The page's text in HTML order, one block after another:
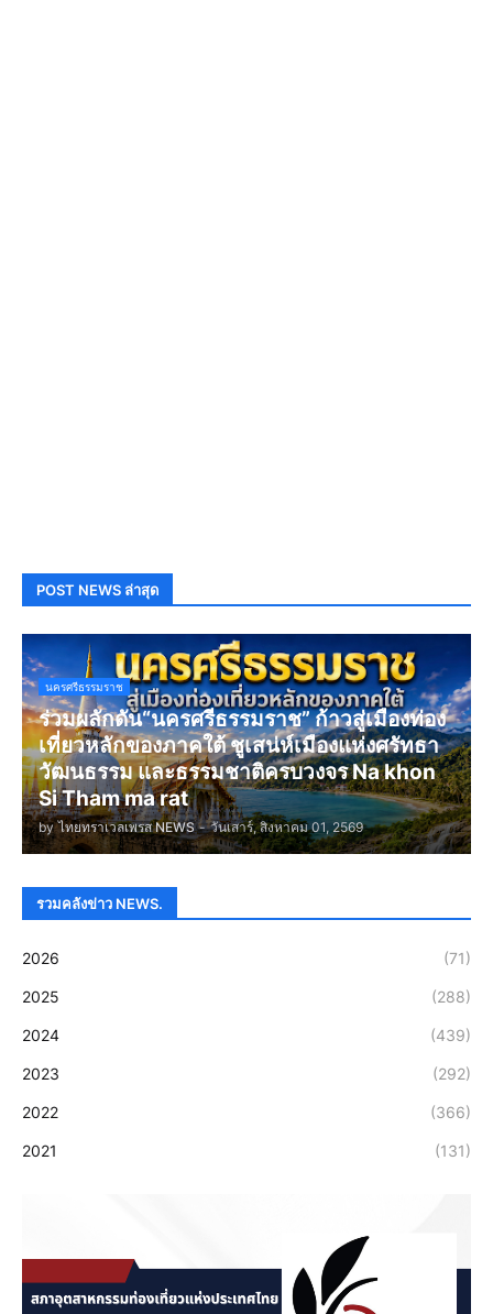
POST NEWS ล่าสุด
นครศรีธรรมราช
ร่วมผลักดัน“นครศรีธรรมราช” ก้าวสู่เมืองท่อง
เที่ยวหลักของภาคใต้ ชูเสน่ห์เมืองแห่งศรัทธา
วัฒนธรรม และธรรมชาติครบวงจร Na khon
Si Tham ma rat
by ไทยทราเวลเพรส NEWS - วันเสาร์, สิงหาคม 01, 2569
รวมคลังข่าว NEWS.
2026 (71)
2025 (288)
2024 (439)
2023 (292)
2022 (366)
2021 (131)